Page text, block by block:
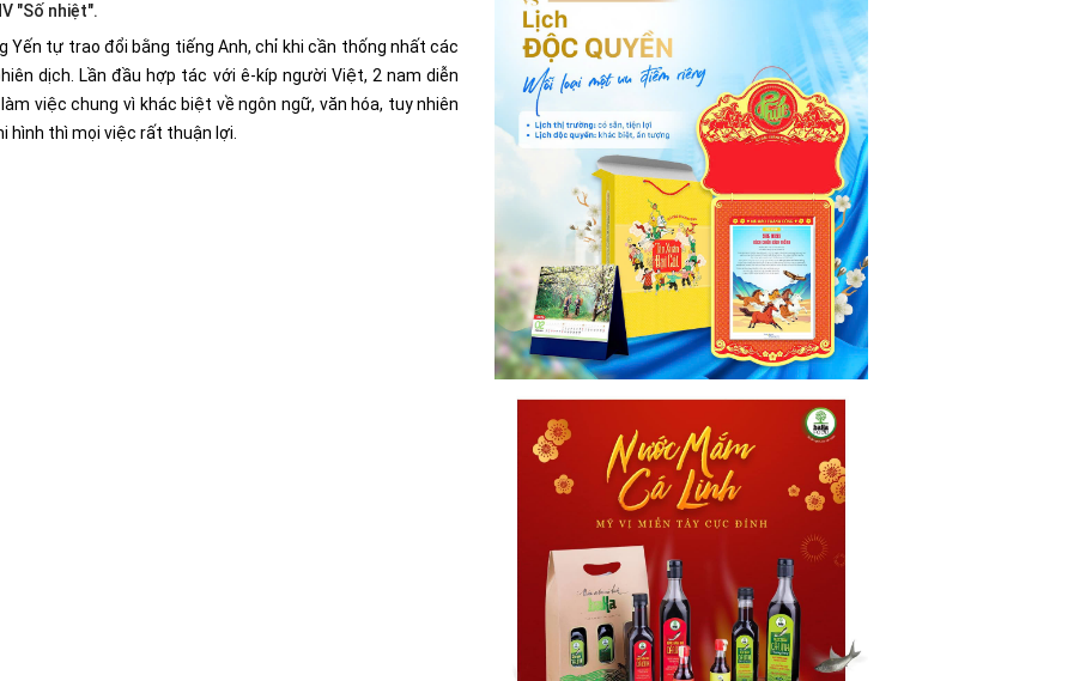
"Số nhiệt".
Yến tự trao đổi bằng tiếng Anh, chỉ khi cần thống nhất các
dịch. Lần đầu hợp tác với ê-kíp người Việt, 2 nam diễn
việc chung vì khác biệt về ngôn ngữ, văn hóa, tuy nhiên
hình thì mọi việc rất thuận lợi.